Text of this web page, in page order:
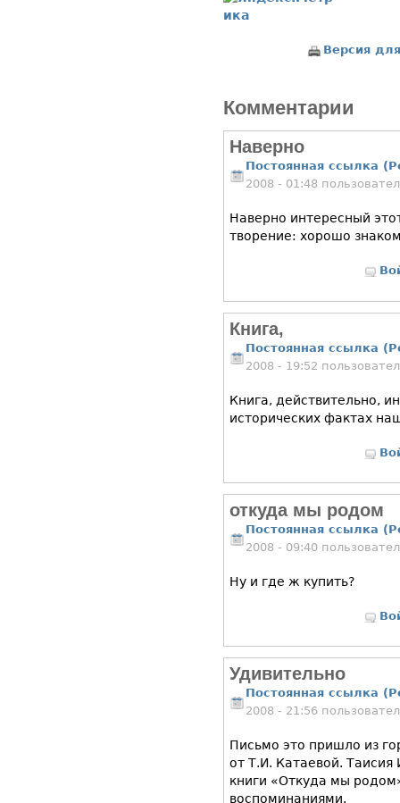
Версия
Комментарии
Наверно
Постоянная ссылка
2008 - 01:48
Наверно интересный
творение: хорошо
Книга,
Постоянная ссылка
2008 - 19:52
Книга, действительно,
исторических фактах
откуда мы родом
Постоянная ссылка
2008 - 09:40
Ну и где ж купить?
Удивительно
Постоянная ссылка
2008 - 21:56
Письмо это пришло из
от Т.И. Катаевой. Таисия
книги «Откуда мы
воспоминаниями.